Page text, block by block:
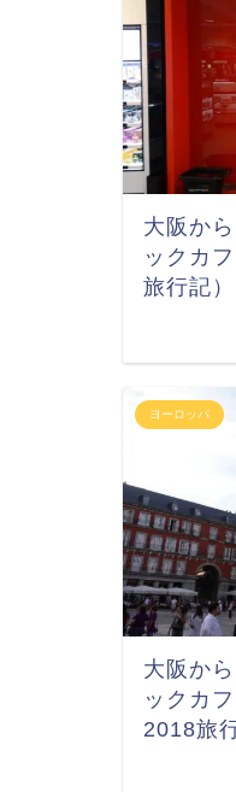
大阪か
ックカ
旅行記）
ヨーロッパ
大阪か
ックカ
2018旅